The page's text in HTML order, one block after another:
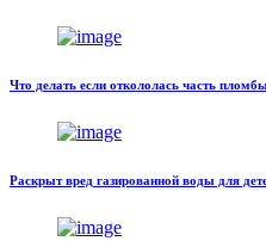
Что делать если откололась часть
Раскрыт вред газированной воды для